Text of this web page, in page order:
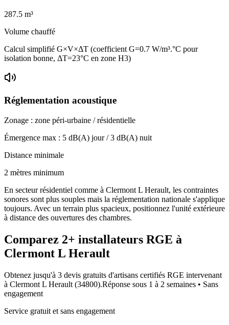
287.5 m³
Volume chauffé
Calcul simplifié G×V×ΔT (coefficient G=0.7 W/m³.°C pour
isolation bonne, ΔT=23°C en zone H3)
Réglementation acoustique
Zonage : zone péri-urbaine / résidentielle
Émergence max : 5 dB(A) jour /3 dB(A) nuit
Distance minimale
2 mètres minimum
En secteur résidentiel comme à Clermont L Herault, les contraintes
sonores sont plus souples mais la réglementation nationale s'applique
toujours. Avec un terrain plus spacieux, positionnez l'unité extérieure
à distance des ouvertures des chambres.
Comparez 2+ installateurs RGE à
Clermont L Herault
Obtenez jusqu'à 3 devis gratuits d'artisans certifiés RGE intervenant
à Clermont L Herault (34800).Réponse sous 1 à 2 semaines • Sans
engagement
Service gratuit et sans engagement